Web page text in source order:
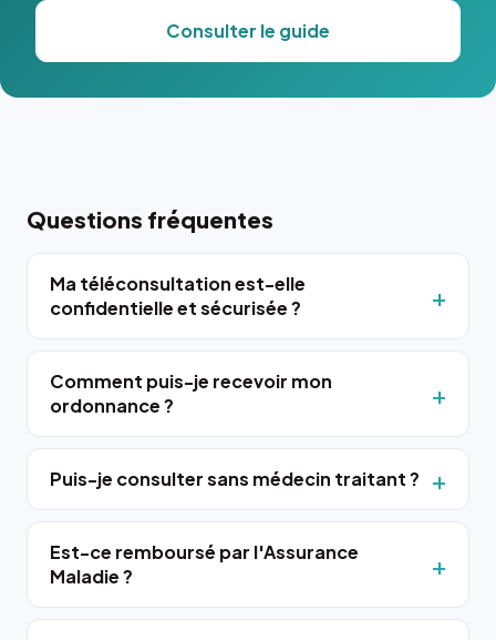
Consulter le guide
Questions fréquentes
Ma téléconsultation est-elle
confidentielle et sécurisée ?
Comment puis-je recevoir mon
ordonnance ?
Puis-je consulter sans médecin traitant ?
Est-ce remboursé par l'Assurance
Maladie ?